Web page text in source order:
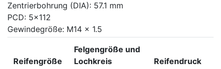
Zentrierbohrung (DIA): 57.1 mm
PCD: 5x112
Gewindegröße: M14 x 1.5
Reifengröße
Felgengröße und
Lochkreis
Reifendruck